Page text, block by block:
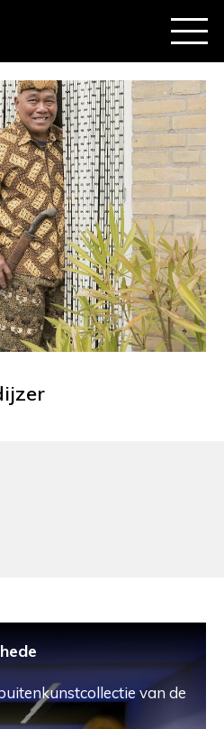
van de